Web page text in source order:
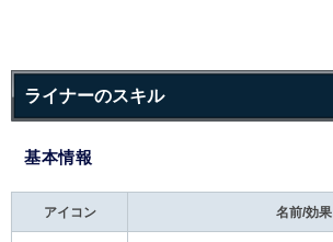
ライナーのスキル
基本情報
アイコン 名前/効果